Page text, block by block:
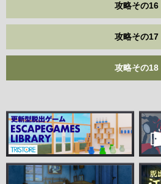
攻略その16
攻略その17
攻略その18